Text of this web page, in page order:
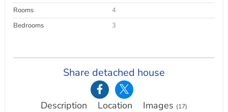
Rooms
4
Bedrooms
3
Share detached house
Description Location Images (17)